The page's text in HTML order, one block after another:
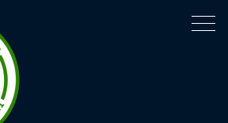
Damen 50